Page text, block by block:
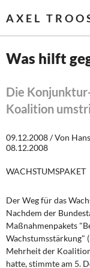
AXEL
Themen
Memo-Gruppe
Institut
Rosa-
Über mich
Über mich
Was hilft
Die
Koalition
09.12.2008 / Von
08.12.2008
WACHSTUMSPAKET
Der Weg für das
Nachdem der
Maßnahmenpakets
Wachstumsstärkung" (
Mehrheit der
hatte, stimmte am 5.